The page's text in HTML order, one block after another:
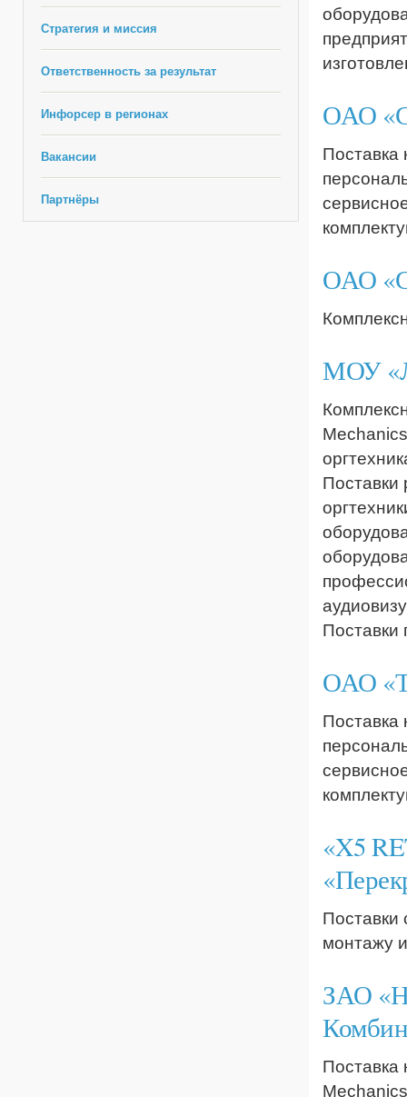
Стратегия и миссия
Ответственность за результат
Инфорсер в регионах
Вакансии
Партнёры
ОАО
Поставка
ОАО
МОУ
Поставки
Поставки
ОАО
Поставка
«X5
Поставки
монтажу
ЗАО
Поставка